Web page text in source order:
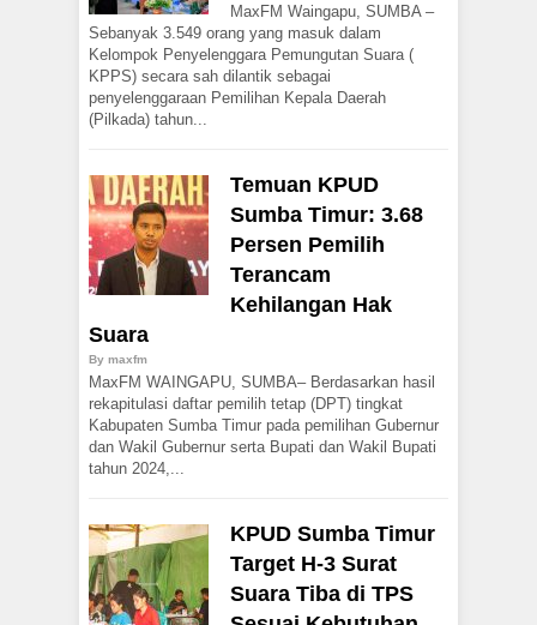
MaxFM Waingapu, SUMBA –
Sebanyak 3.549 orang yang masuk dalam
Kelompok Penyelenggara Pemungutan Suara (
KPPS) secara sah dilantik sebagai
penyelenggaraan Pemilihan Kepala Daerah
(Pilkada) tahun...
Temuan KPUD
Sumba Timur: 3.68
Persen Pemilih
Terancam
Kehilangan Hak
Suara
By maxfm
MaxFM WAINGAPU, SUMBA– Berdasarkan hasil
rekapitulasi daftar pemilih tetap (DPT) tingkat
Kabupaten Sumba Timur pada pemilihan Gubernur
dan Wakil Gubernur serta Bupati dan Wakil Bupati
tahun 2024,...
KPUD Sumba Timur
Target H-3 Surat
Suara Tiba di TPS